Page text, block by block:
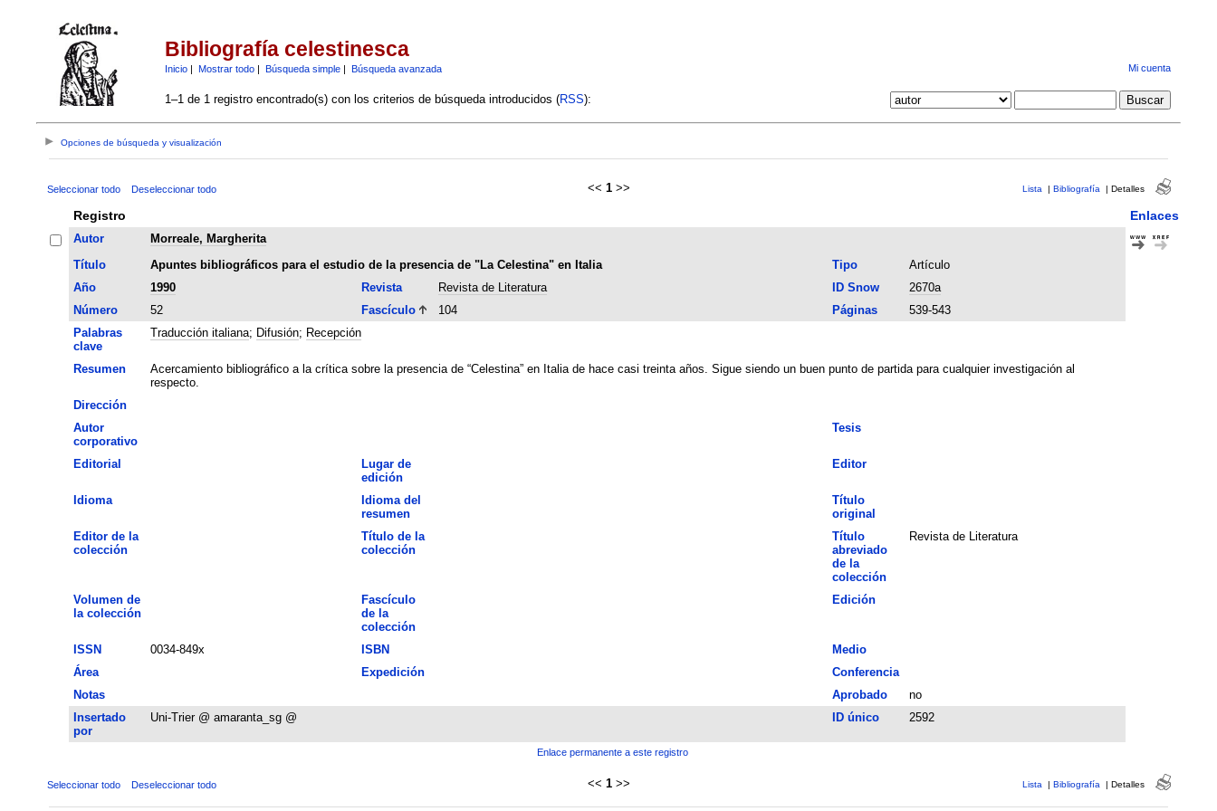
Bibliografía celestinesca
Inicio| Mostrar todo| Búsqueda simple| Búsqueda avanzada Mi cuenta
1–1 de 1 registro encontrado(s) con los criterios de búsqueda introducidos (RSS):
Opciones de búsqueda y visualización
Seleccionar todo Deseleccionar todo << 1 >> Lista | Bibliografía | Detalles
Registro Enlaces
Autor
Morreale, Margherita
Título
Apuntes bibliográficos para el estudio de la presencia de "La Celestina" en Italia Tipo
Artículo
Año
1990 Revista Revista de Literatura ID Snow
2670a
Número
52 Fascículo 104 Páginas
539-543
Palabras
clave
Traducción italiana; Difusión; Recepción
Resumen
Acercamiento bibliográfico a la crítica sobre la presencia de “Celestina” en Italia de hace casi treinta años. Sigue siendo un buen punto de partida para cualquier investigación al
respecto.
Dirección
Autor
corporativo
Tesis
Editorial
Lugar de
edición
Editor
Idioma
Idioma del
resumen
Título
original
Editor de la
colección
Título de la
colección
Título
abreviado
de la
colección
Revista de Literatura
Volumen de
la colección
Fascículo
de la
colección
Edición
ISSN 0034-849x ISBN
Medio
Área
Expedición
Conferencia
Notas
Aprobado
no
Insertado
por
Uni-Trier @ amaranta_sg @ ID único 2592
Enlace permanente a este registro
Seleccionar todo Deseleccionar todo << 1 >> Lista | Bibliografía | Detalles